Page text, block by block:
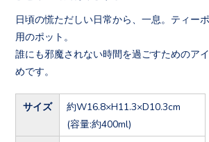
日頃の慌ただしい日常から、一息。ティー
用のポット。
誰にも邪魔されない時間を過ごすためのア
めです。
サイズ
約W16.8×H11.3×D10.3cm
(容量:約400ml)